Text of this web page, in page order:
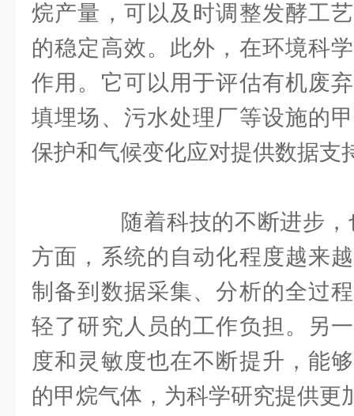
烷产量，可以及时调整发酵工
的稳定高效。此外，在环境科
作用。它可以用于评估有机废
填埋场、污水处理厂等设施的
保护和气候变化应对提供数据支
随着科技的不断进步，
方面，系统的自动化程度越来
制备到数据采集、分析的全过
轻了研究人员的工作负担。另
度和灵敏度也在不断提升，能
的甲烷气体，为科学研究提供更